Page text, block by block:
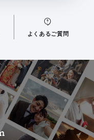
よくあるご質問